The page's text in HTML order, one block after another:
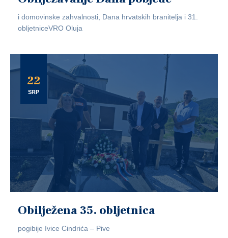
i domovinske zahvalnosti, Dana hrvatskih branitelja i 31.
obljetniceVRO Oluja
22
SRP
Obilježena 35. obljetnica
pogibije Ivice Cindrića – Pive